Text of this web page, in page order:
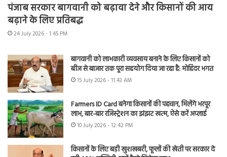
पंजाब सरकार बागवानी को बढ़ावा देने और किसानों की आय
बढ़ाने के लिए प्रतिबद्ध
24 July 2026 - 1:45 PM
बागवानी को लाभकारी व्यवसाय बनाने के लिए किसानों को
बीज से बाजार तक पूरा सहयोग दिया जा रहा है: मोहिंदर भगत
15 July 2026 - 11:43 AM
Farmers ID Card बनेगा किसानों की पहचान, मिलेंगे भरपूर
लाभ, बार-बार रजिस्ट्रेशन का झंझट खत्म, ऐसे करें अप्लाई
10 July 2026 - 12:42 PM
किसानों के लिए बड़ी खुशखबरी, फूलों की खेती पर सरकार दे